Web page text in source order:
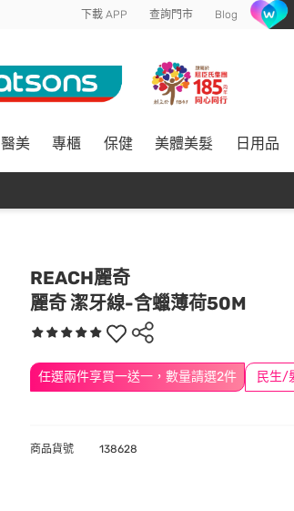
下載 APP 查詢門市 Blog
醫美 專櫃 保健 美體美髮 日用品
REACH麗奇
麗奇 潔牙線-含蠟薄荷50M
任選兩件享買一送一，數量請選2件
商品貨號 138628